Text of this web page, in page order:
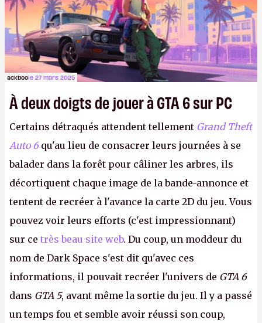
ackboole 27 mars 2025
À deux doigts de jouer à GTA 6 sur PC
Certains détraqués attendent tellement Grand Theft
Auto 6 qu'au lieu de consacrer leurs journées à se
balader dans la forêt pour câliner les arbres, ils
décortiquent chaque image de la bande-annonce et
tentent de recréer à l'avance la carte 2D du jeu. Vous
pouvez voir leurs efforts (c'est impressionnant)
sur ce très beau site web. Du coup, un moddeur du
nom de Dark Space s'est dit qu'avec ces
informations, il pouvait recréer l'univers de GTA 6
dans GTA 5, avant même la sortie du jeu. Il y a passé
un temps fou et semble avoir réussi son coup,